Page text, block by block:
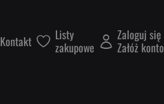
Kontakt Listy
zakupowe
Zaloguj się
Załóż konto